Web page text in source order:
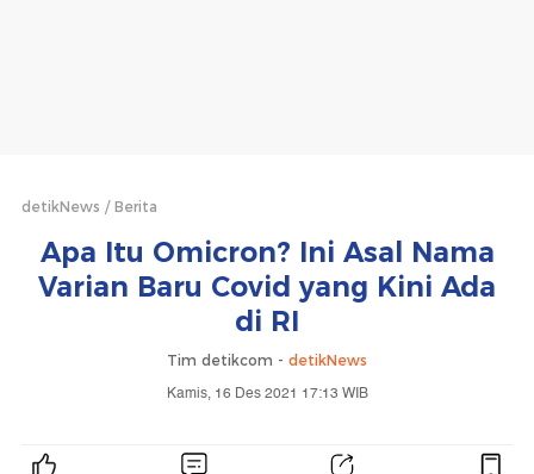
detikNews Berita
Apa Itu Omicron? Ini Asal Nama
Varian Baru Covid yang Kini Ada
di RI
Tim detikcom - detikNews
Kamis, 16 Des 2021 17:13 WIB